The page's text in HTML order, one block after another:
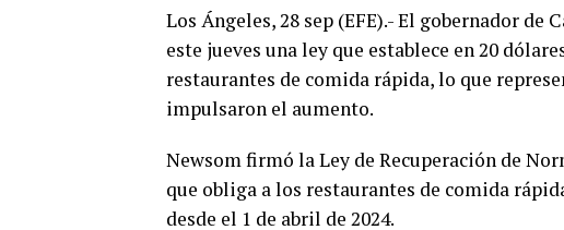
Los Ángeles, 28 sep (EFE).- El gobernador
este jueves una ley que establece en 20
restaurantes de comida rápida, lo que
impulsaron el aumento.
Newsom firmó la Ley de Recuperación de
que obliga a los restaurantes de comida
desde el 1 de abril de 2024.